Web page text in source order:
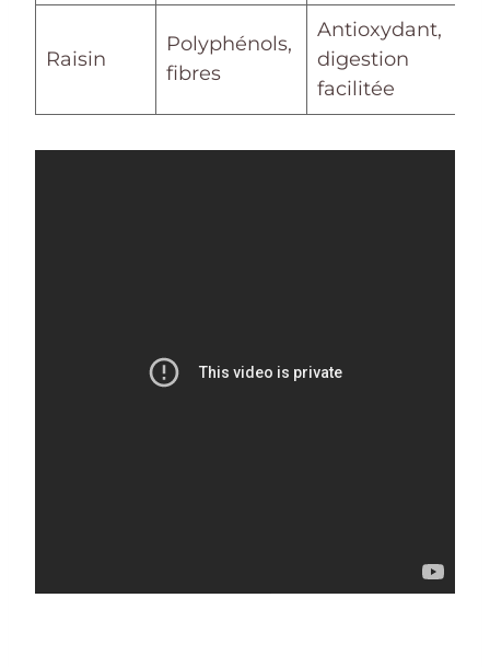
Raisin
Polyphénols,
fibres
Antioxydant,
digestion
facilitée